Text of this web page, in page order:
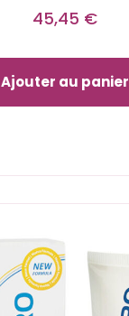
45,45 €
Ajouter au panier